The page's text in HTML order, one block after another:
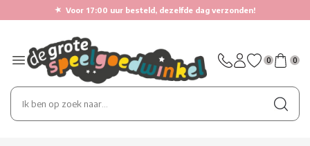
★ Voor 17:00 uur besteld, dezelfde dag verzonden!
0 0